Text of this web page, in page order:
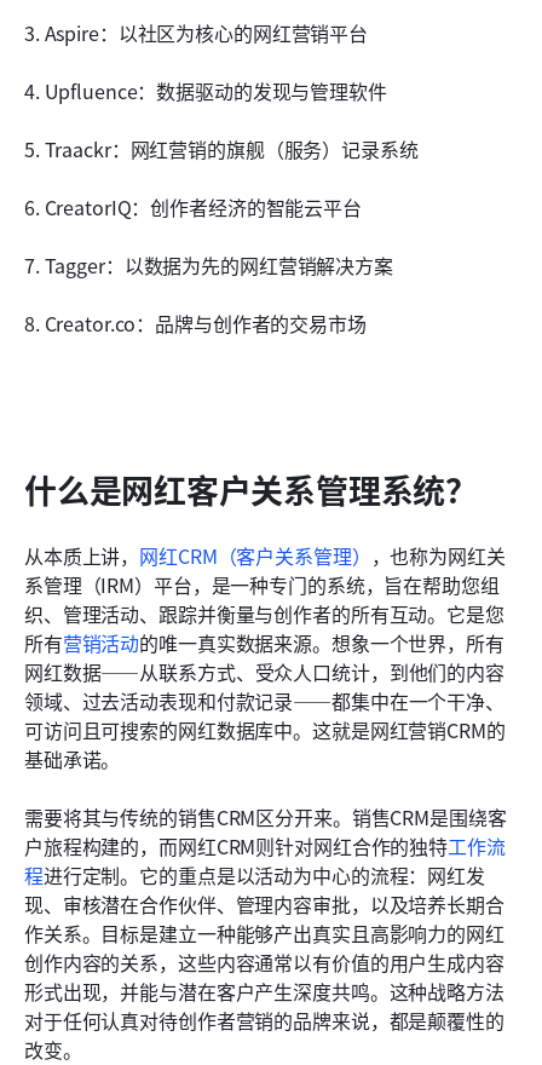
3. Aspire：以社区为核心的网红营销平台
4. Upfluence：数据驱动的发现与管理软件
5. Traackr：网红营销的旗舰（服务）记录系统
6. CreatorIQ：创作者经济的智能云平台
7. Tagger：以数据为先的网红营销解决方案
8. Creator.co：品牌与创作者的交易市场
什么是网红客户关系管理系统？
从本质上讲， 网红CRM（客户关系管理） ，也称为网红关
系管理（IRM）平台，是一种专门的系统，旨在帮助您组
织、管理活动、跟踪并衡量与创作者的所有互动。它是您
所有营销活动的唯一真实数据来源。想象一个世界，所有
网红数据——从联系方式、受众人口统计，到他们的内容
领域、过去活动表现和付款记录——都集中在一个干净、
可访问且可搜索的网红数据库中。这就是网红营销CRM的
基础承诺。
需要将其与传统的销售CRM区分开来。销售CRM是围绕客
户旅程构建的，而网红CRM则针对网红合作的独特工作流
程进行定制。它的重点是以活动为中心的流程：网红发
现、审核潜在合作伙伴、管理内容审批，以及培养长期合
作关系。目标是建立一种能够产出真实且高影响力的网红
创作内容的关系，这些内容通常以有价值的用户生成内容
形式出现，并能与潜在客户产生深度共鸣。这种战略方法
对于任何认真对待创作者营销的品牌来说，都是颠覆性的
改变。